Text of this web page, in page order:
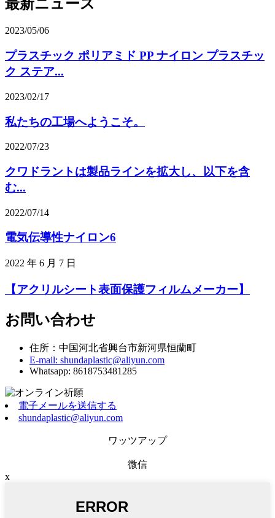
最新ニュース
2023/05/06
プラスチック ポリアミド PP ナイロン プラスチッ
ク ステア...
2023/02/17
私たちの工場へようこそ。
2022/07/23
クワドラントは製品ラインを拡大し、以下を含
む...
2022/07/14
電気伝導性ナイロン6
2022 年 6 月 7 日
【アクリルシート表面保護フィルムメーカー】
お問い合わせ
住所：中国河北省興台市新河県恒蘭町
E-mail: shundaplastic@aliyun.com
Whatsapp: 8618753481285
電子メールを送信する
shundaplastic@aliyun.com
ワッツアップ
微信
x